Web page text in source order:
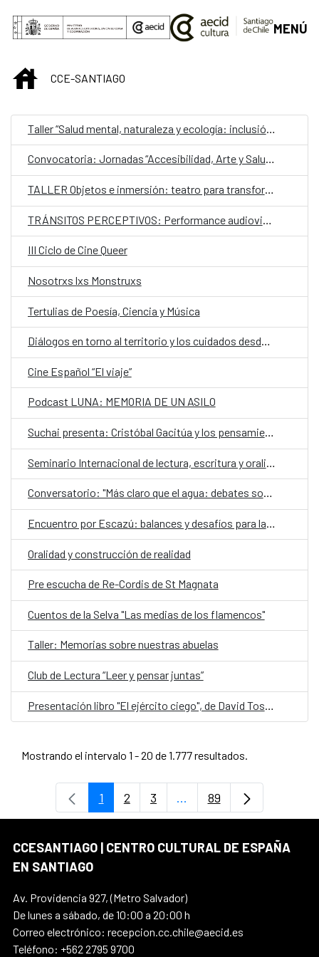
Saltar al contenido principal
MENÚ
INICIOCCE-SANTIAGO
Taller “Salud mental, naturaleza y ecología: inclusión y estimulación creativa en museos, instituciones y centros culturales”
Convocatoria: Jornadas “Accesibilidad, Arte y Salud como punto de encuentro y cultura inclusiva en museos, instituciones y centros culturales”
TALLER Objetos e inmersión: teatro para transformar
III Ciclo de Cine Queer
Nosotrxs lxs Monstruxs
Tertulias de Poesía, Ciencia y Música
Diálogos en torno al territorio y los cuidados desde una mirada de género
Cine Español “El viaje”
Podcast LUNA: MEMORIA DE UN ASILO
Suchai presenta: Cristóbal Gacitúa y los pensamientos ajenos
Conversatorio: "Más claro que el agua: debates sobre el futuro de los territorios hidrosociales del Aconcagua y El Maipo"
Encuentro por Escazú: balances y desafíos para la democracia ambiental en Chile
Oralidad y construcción de realidad
Pre escucha de Re-Cordis de St Magnata
Cuentos de la Selva "Las medias de los flamencos"
Taller: Memorias sobre nuestras abuelas
Club de Lectura “Leer y pensar juntas”
Mostrando el intervalo 1 - 20 de 1.777 resultados.
Página
1 Página
2 Página
3 ...Páginas intermedias
Página
89
CCESANTIAGO | CENTRO CULTURAL DE ESPAÑA
EN SANTIAGO
Av. Providencia 927, (Metro Salvador)
De lunes a sábado, de 10:00 a 20:00 h
Correo electrónico: recepcion.cc.chile@aecid.es
Teléfono: +562 2795 9700